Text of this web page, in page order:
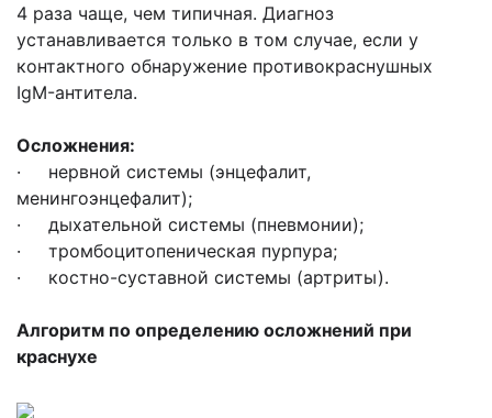
4 раза чаще, чем типичная. Диагноз
устанавливается только в том случае, если у
контактного обнаружение противокраснушных
IgM-антитела.
Осложнения:
· нервной системы (энцефалит,
менингоэнцефалит);
· дыхательной системы (пневмонии);
· тромбоцитопеническая пурпура;
· костно-суставной системы (артриты).
Алгоритм по определению осложнений при
краснухе